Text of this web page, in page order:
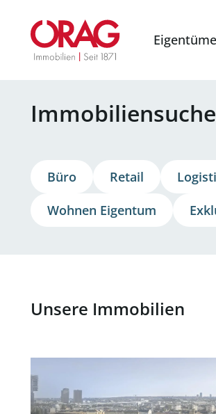
Immobiliensuche
Büro Retail
Wohnen Eigentum
Unsere Immobilien
Link zur Seite Moderne